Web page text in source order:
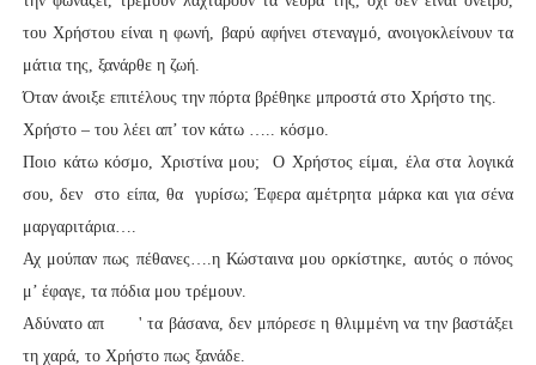
του Χρήστου είναι η φωνή, βαρύ αφήνει στεναγμό, ανοιγοκλείνουν τα
μάτια της, ξανάρθε η ζωή.
Όταν άνοιξε επιτέλους την πόρτα βρέθηκε μπροστά στο Χρήστο της.
Χρήστο – του λέει απ’ τον κάτω ….. κόσμο.
Ποιο κάτω κόσμο, Χριστίνα μου; Ο Χρήστος είμαι, έλα στα λογικά
σου, δεν στο είπα, θα γυρίσω; Έφερα αμέτρητα μάρκα και για σένα
μαργαριτάρια….
Αχ μούπαν πως πέθανες….η Κώσταινα μου ορκίστηκε, αυτός ο πόνος
μ’ έφαγε, τα πόδια μου τρέμουν.
Αδύνατο απ
' τα βάσανα, δεν μπόρεσε η θλιμμένη να την βαστάξει
τη χαρά, το Χρήστο πως ξανάδε.